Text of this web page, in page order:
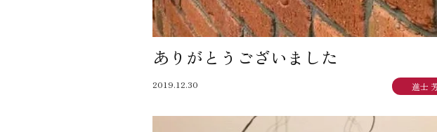
ありがとうございました
2019.12.30 進士